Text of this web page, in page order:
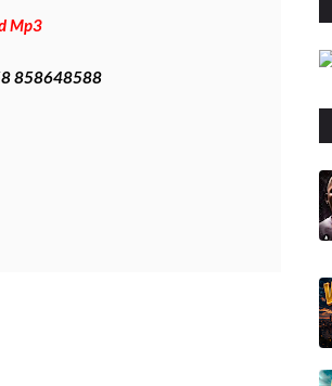
Mp3
858648588